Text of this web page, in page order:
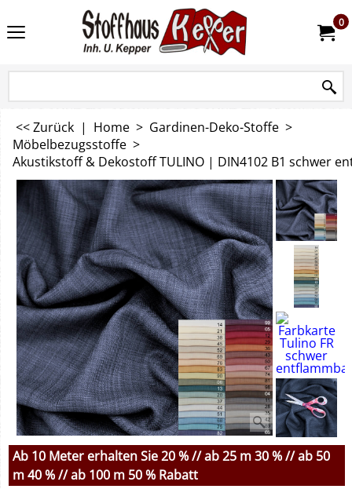
0
<< Zurück | Home > Gardinen-Deko-Stoffe >
Möbelbezugsstoffe >
Akustikstoff & Dekostoff TULINO | DIN4102 B1 schwer
Ab 10 Meter erhalten Sie 20 % // ab 25 m 30 % // ab 50
m 40 % // ab 100 m 50 % Rabatt